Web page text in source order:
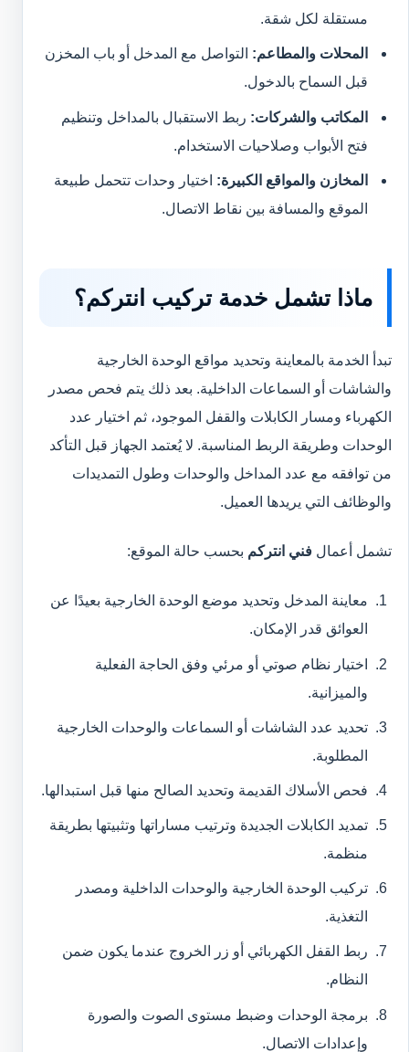
مستقلة لكل شقة.
المحلات والمطاعم: التواصل مع المدخل أو باب المخزن
قبل السماح بالدخول.
المكاتب والشركات: ربط الاستقبال بالمداخل وتنظيم
فتح الأبواب وصلاحيات الاستخدام.
المخازن والمواقع الكبيرة: اختيار وحدات تتحمل طبيعة
الموقع والمسافة بين نقاط الاتصال.
ماذا تشمل خدمة تركيب انتركم؟
تبدأ الخدمة بالمعاينة وتحديد مواقع الوحدة الخارجية
والشاشات أو السماعات الداخلية. بعد ذلك يتم فحص مصدر
الكهرباء ومسار الكابلات والقفل الموجود، ثم اختيار عدد
الوحدات وطريقة الربط المناسبة. لا يُعتمد الجهاز قبل التأكد
من توافقه مع عدد المداخل والوحدات وطول التمديدات
والوظائف التي يريدها العميل.
تشمل أعمال فني انتركم بحسب حالة الموقع:
معاينة المدخل وتحديد موضع الوحدة الخارجية بعيدًا عن
العوائق قدر الإمكان.
اختيار نظام صوتي أو مرئي وفق الحاجة الفعلية
والميزانية.
تحديد عدد الشاشات أو السماعات والوحدات الخارجية
المطلوبة.
فحص الأسلاك القديمة وتحديد الصالح منها قبل استبدالها.
تمديد الكابلات الجديدة وترتيب مساراتها وتثبيتها بطريقة
منظمة.
تركيب الوحدة الخارجية والوحدات الداخلية ومصدر
التغذية.
ربط القفل الكهربائي أو زر الخروج عندما يكون ضمن
النظام.
برمجة الوحدات وضبط مستوى الصوت والصورة
وإعدادات الاتصال.